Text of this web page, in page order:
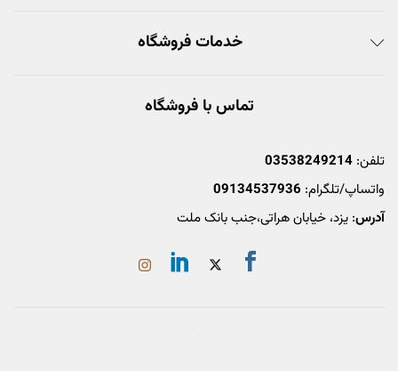
خدمات فروشگاه
تماس با فروشگاه
تلفن: 03538249214
واتساپ/تلگرام: 09134537936
آدرس: یزد، خیابان هراتی،جنب بانک ملت